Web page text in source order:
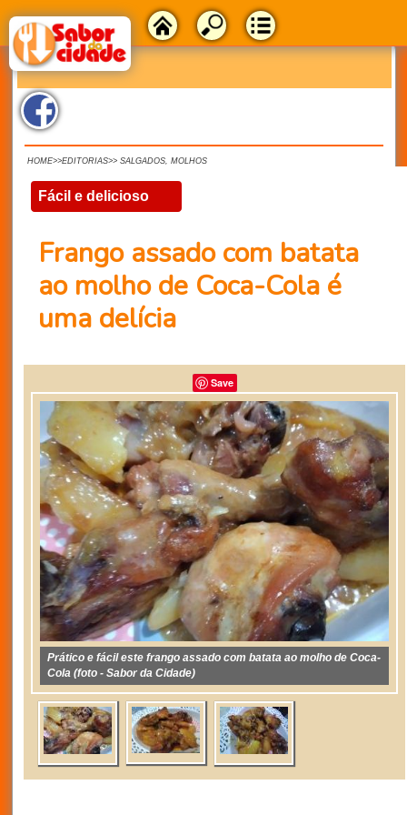
HOME>>EDITORIAS>> SALGADOS, MOLHOS
Fácil e delicioso
Frango assado com batata
ao molho de Coca-Cola é
uma delícia
Save
Prático e fácil este frango assado com batata ao molho de Coca-
Cola (foto - Sabor da Cidade)